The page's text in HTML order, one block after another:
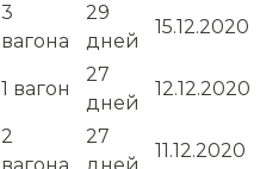
3
вагона
29
дней
15.12.2020
1 вагон
27
дней
12.12.2020
2
27
11.12.2020